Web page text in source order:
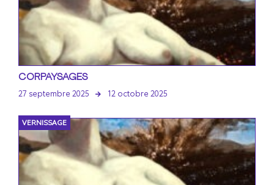
CORPAYSAGES
27 septembre 2025 12 octobre 2025
VERNISSAGE